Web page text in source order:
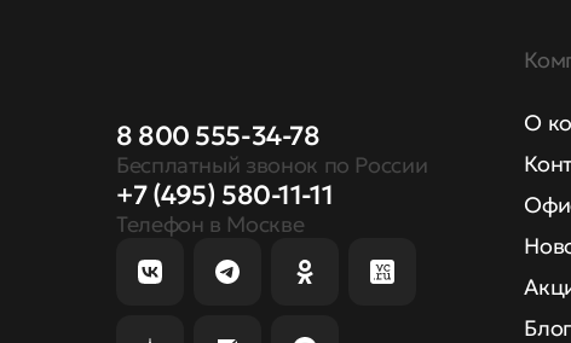
8 800 555-34-78
Бесплатный звонок по России
+7 (495) 580-11-11
Телефон в Москве
О
Блог